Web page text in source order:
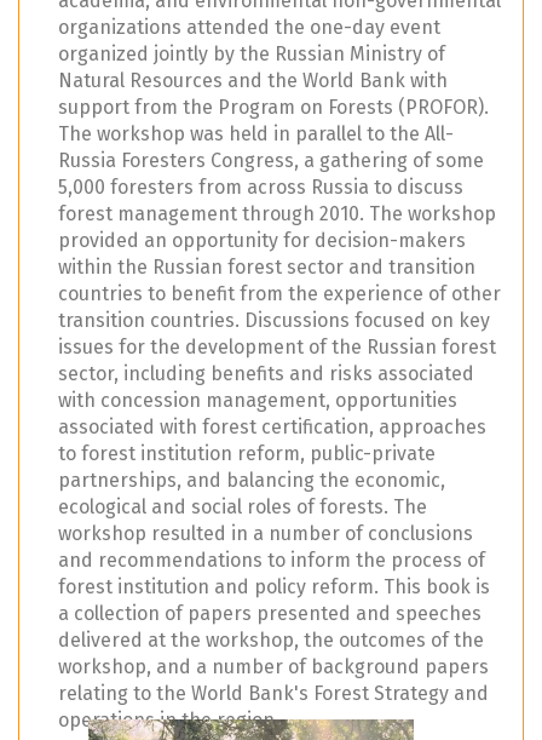
organizations attended the one-day event
organized jointly by the Russian Ministry of
Natural Resources and the World Bank with
support from the Program on Forests (PROFOR).
The workshop was held in parallel to the All-
Russia Foresters Congress, a gathering of some
5,000 foresters from across Russia to discuss
forest management through 2010. The workshop
provided an opportunity for decision-makers
within the Russian forest sector and transition
countries to benefit from the experience of other
transition countries. Discussions focused on key
issues for the development of the Russian forest
sector, including benefits and risks associated
with concession management, opportunities
associated with forest certification, approaches
to forest institution reform, public-private
partnerships, and balancing the economic,
ecological and social roles of forests. The
workshop resulted in a number of conclusions
and recommendations to inform the process of
forest institution and policy reform. This book is
a collection of papers presented and speeches
delivered at the workshop, the outcomes of the
workshop, and a number of background papers
relating to the World Bank's Forest Strategy and
operations in the region.